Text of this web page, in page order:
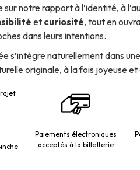
sur notre rapport à l’identité, à
et curiosité, tout en
dans leurs intentions.
s’intègre naturellement dans
originale, à la fois joyeuse
Paiements électroniques
acceptés à la billetterie